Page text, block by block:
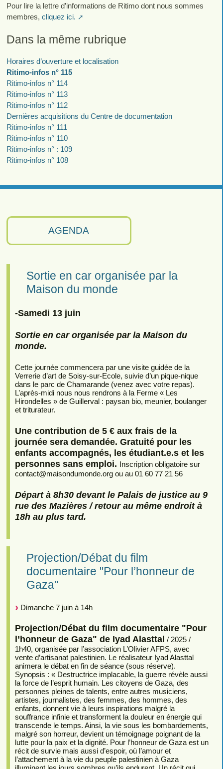
AGENDA
Sortie en car organisée par la
Maison du monde
-Samedi 13 juin
Sortie en car organisée par la Maison du
monde.
Cette journée commencera par une visite guidée de la
Verrerie d’art de Soisy-sur-Ecole, suivie d’un pique-nique
dans le parc de Chamarande (venez avec votre repas).
L’après-midi nous nous rendrons à la Ferme « Les
Hirondelles » de Guillerval : paysan bio, meunier, boulanger
et triturateur.
Une contribution de 5 € aux frais de la
journée sera demandée. Gratuité pour les
enfants accompagnés, les étudiant.e.s et les
personnes sans emploi. Inscription obligatoire sur
contact@maisondumonde.org ou au 01 60 77 21 56
Départ à 8h30 devant le Palais de justice au 9
rue des Mazières / retour au même endroit à
18h au plus tard.
Projection/Débat du film
documentaire "Pour l’honneur de
Gaza"
Dimanche 7 juin à 14h
Projection/Débat du film documentaire "Pour
l’honneur de Gaza" de Iyad Alasttal / 2025 /
1h40, organisée par l’association L’Olivier AFPS, avec
vente d’artisanat palestinien. Le réalisateur Iyad Alasttal
animera le débat en fin de séance (sous réserve).
Synopsis : « Destructrice implacable, la guerre révèle aussi
la force de l’esprit humain. Les citoyens de Gaza, des
personnes pleines de talents, entre autres musiciens,
artistes, journalistes, des femmes, des hommes, des
enfants, donnent vie à leurs inspirations malgré la
souffrance infinie et transforment la douleur en énergie qui
transcende le temps. Ainsi, la vie sous les bombardements,
malgré son horreur, devient un témoignage poignant de la
lutte pour la paix et la dignité. Pour l’honneur de Gaza est un
récit de survie mais aussi d’espoir, où l’amour et
l’attachement à la vie du peuple palestinien à Gaza
Pour lire la lettre d’informations de Ritimo dont nous sommes
membres, cliquez ici.
Dans la même rubrique
Horaires d’ouverture et localisation
Ritimo-infos n° 115
Ritimo-infos n° 114
Ritimo-infos n° 113
Ritimo-infos n° 112
Dernières acquisitions du Centre de documentation
Ritimo-infos n° 111
Ritimo-infos n° 110
Ritimo-infos n° : 109
Ritimo-infos n° 108